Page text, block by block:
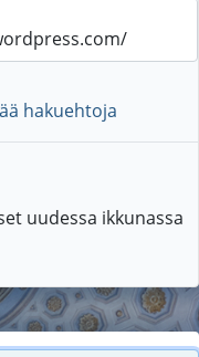
hakuehtoja
uudessa ikkunassa